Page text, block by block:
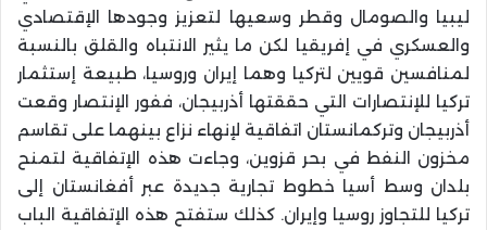
ليبيا والصومال وقطر وسعيها لتعزيز وجودها الإقتصادي
والعسكري في إفريقيا لكن ما يثير الانتباه والقلق بالنسبة
لمنافسين قويين لتركيا وهما إيران وروسيا، طبيعة إستثمار
تركيا للإنتصارات التي حققتها أذربيجان، ففور الإنتصار وقعت
أذربيجان وتركمانستان اتفاقية لإنهاء نزاع بينهما على تقاسم
مخزون النفط في بحر قزوين، وجاءت هذه الإتفاقية لتمنح
بلدان وسط أسيا خطوط تجارية جديدة عبر أفغانستان إلى
تركيا للتجاوز روسيا وإيران. كذلك ستفتح هذه الإتفاقية الباب